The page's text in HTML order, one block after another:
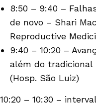
8:50 – 9:40 –
de novo – Shari
Reproductive
9:40 – 10:20 –
além do tradicional
(Hosp. São Luiz)
10:20 – 10:30 –